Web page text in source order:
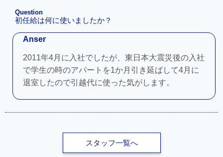
Question
初任給は何に使いましたか？
Anser
2011年4月に入社でしたが、東日本大震災後の入社
で学生の時のアパートを1か月引き延ばして4月に
退室したので引越代に使った気がします。
スタッフ一覧へ